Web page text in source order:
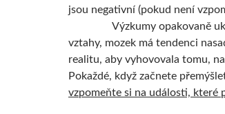
jsou negativní (pokud není
Výzkumy opakovaně
vztahy, mozek má tendenci
realitu, aby vyhovovala tomu,
Pokaždé, když začnete
vzpomeňte si na události, které